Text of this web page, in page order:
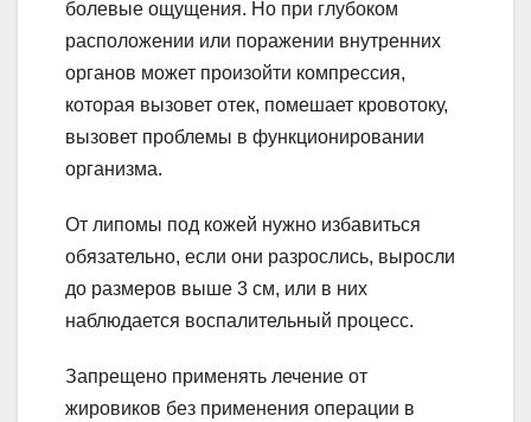
болевые ощущения. Но при глубоком
расположении или поражении внутренних
органов может произойти компрессия,
которая вызовет отек, помешает кровотоку,
вызовет проблемы в функционировании
организма.
От липомы под кожей нужно избавиться
обязательно, если они разрослись, выросли
до размеров выше 3 см, или в них
наблюдается воспалительный процесс.
Запрещено применять лечение от
жировиков без применения операции в